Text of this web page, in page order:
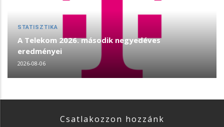
STATISZTIKA
A Telekom 2026. második negyedéves
eredményei
2026-08-06
Csatlakozzon hozzánk